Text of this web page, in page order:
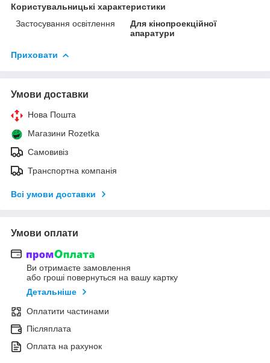
Користувальницькі характеристики
Застосування освітлення
Для кінопроекційної
апаратури
Приховати
Умови доставки
Нова Пошта
Магазини Rozetka
Самовивіз
Транспортна компанія
Всі умови доставки
Умови оплати
Ви отримаєте замовлення
або гроші повернуться на вашу картку
Детальніше
Оплатити частинами
Післяплата
Оплата на рахунок